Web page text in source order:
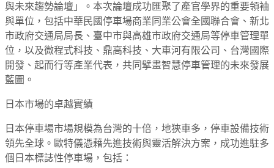
與未來趨勢論壇」。本次論壇成功匯聚了產官學界的重要領袖
與單位，包括中華民國停車場商業同業公會全國聯合會、新北
市政府交通局局長、臺中市與高雄市政府交通局等停車管理單
位，以及微程式科技、鼎高科技、大車河有限公司、台灣國際
開發、起而行等產業代表，共同擘畫智慧停車管理的未來發展
藍圖。
日本市場的卓越實績
日本停車場市場規模為台灣的十倍，地狹車多，停車設備技術
領先全球。歐特儀憑藉先進技術與靈活解決方案，成功進駐多
個日本標誌性停車場，包括：